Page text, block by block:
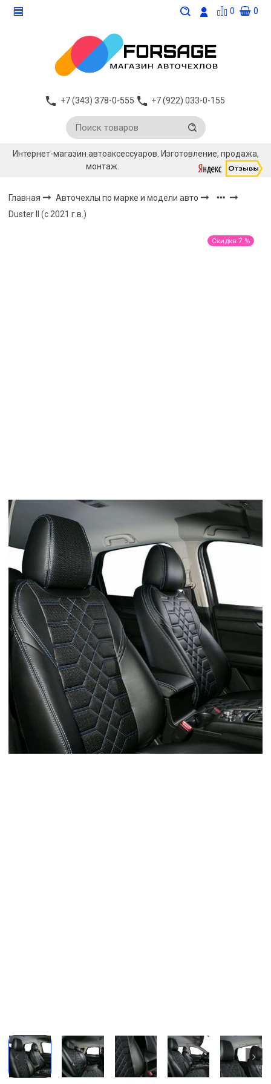
0 0
+7 (343) 378-0-555 +7 (922) 033-0-155
Интернет-магазин автоаксессуаров. Изготовление, продажа,
монтаж.
Главная
Авточехлы по марке и модели авто
Duster II (с 2021 г.в.)
Скидка 7 %